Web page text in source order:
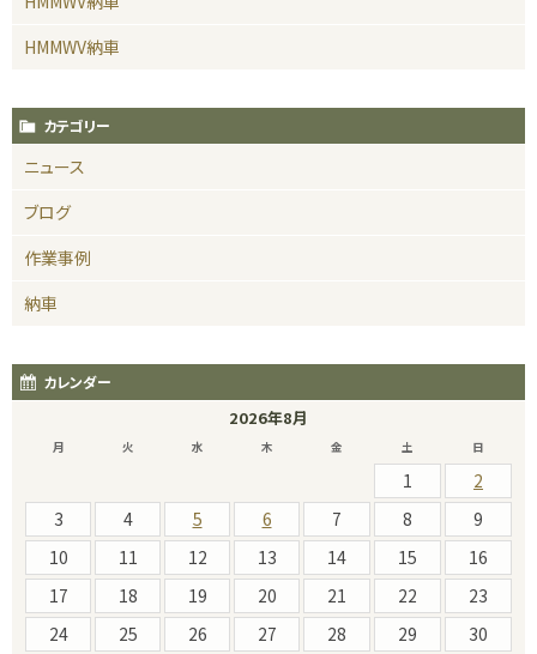
HMMWV納車
カテゴリー
ニュース
ブログ
作業事例
納車
カレンダー
2026年8月
月 火 水 木 金 土 日
1
2
3
4 5 6 7 8
9
10
11 12 13 14 15
16
17
18 19 20 21 22
23
24
25 26 27 28 29
30